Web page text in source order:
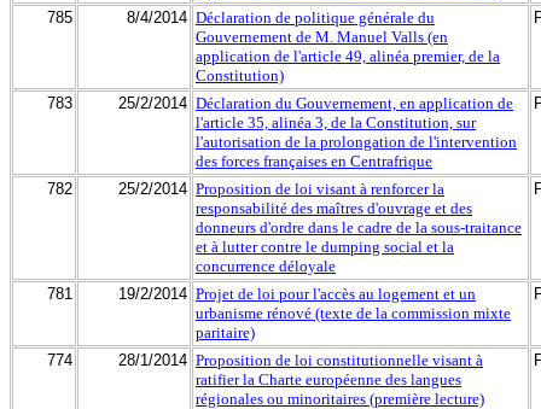
785 8/4/2014 Déclaration de politique générale du
Gouvernement de M. Manuel Valls (en
application de l'article 49, alinéa premier, de la
Constitution)
783 25/2/2014 Déclaration du Gouvernement, en application de
l'article 35, alinéa 3, de la Constitution, sur
l'autorisation de la prolongation de l'intervention
des forces françaises en Centrafrique
782 25/2/2014 Proposition de loi visant à renforcer la
responsabilité des maîtres d'ouvrage et des
donneurs d'ordre dans le cadre de la sous-traitance
et à lutter contre le dumping social et la
concurrence déloyale
781 19/2/2014 Projet de loi pour l'accès au logement et un
urbanisme rénové (texte de la commission mixte
paritaire)
774 28/1/2014 Proposition de loi constitutionnelle visant à
ratifier la Charte européenne des langues
régionales ou minoritaires (première lecture)